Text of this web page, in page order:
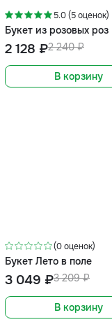
5.0 (5 оценок)
Букет из розовых роз
2 240 ₽
2 128 ₽
В корзину
(0 оценок)
Букет Лето в поле
3 209 ₽
3 049 ₽
В корзину